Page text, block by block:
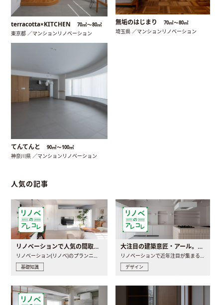
terracotta×KITCHEN 70㎡〜80㎡
東京都 ／マンションリノベーション
無垢のはじまり 70㎡〜80㎡
埼玉県 ／マンションリノベーション
てんてんと 90㎡〜100㎡
神奈川県 ／マンションリノベーション
人気の記事
リノベーションで人気の間取りとは？トレンドの間取りと実例を徹底解説
リノベーション(リノベ)のプランニングで一番最初に決めるのは..
基礎知識
大注目の建築意匠・アール。人気の理由と空間に取り入れるポイント
リノベーションで近年注目が集まる建築意匠の一つであるアール..
デザイン